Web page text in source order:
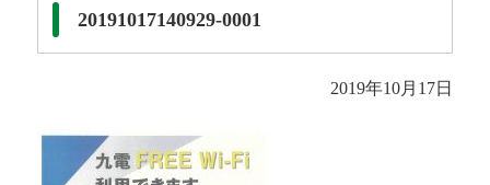
20191017140929-0001
2019年10月17日